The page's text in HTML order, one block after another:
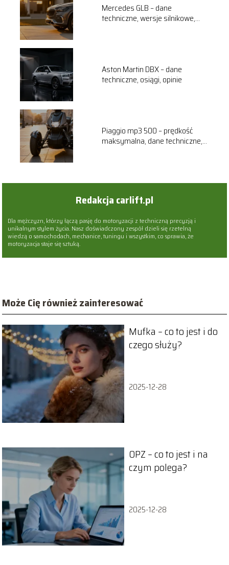
Mercedes GLB – dane
techniczne, wersje silnikowe,
Aston Martin DBX – dane
techniczne, osiągi, opinie
Piaggio mp3 500 – prędkość
maksymalna, dane techniczne,
Redakcja carlift.pl
Dla mężczyzn, którzy łączą pasję do motoryzacji z techniczną precyzją i
unikalnym stylem życia. Nasz doświadczony zespół dzieli się rzetelną
wiedzą o samochodach, mechanice, tuningu i wszystkim, co sprawia, że
motoryzacja staje się sztuką.
Może Cię również zainteresować
Mufka – co to jest i do
czego służy?
2025-12-28
OPZ – co to jest i na
czym polega?
2025-12-28